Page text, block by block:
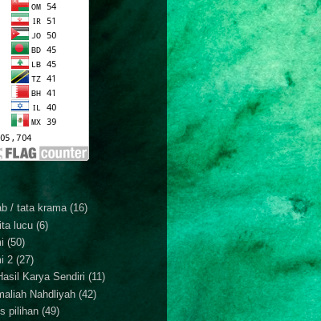
/ tata krama (16)
lucu (6)
(50)
2 (27)
Karya Sendiri (11)
Nahdliyah (42)
pilihan (49)